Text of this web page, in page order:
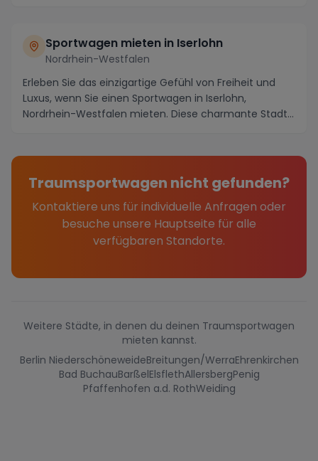
Sportwagen mieten in Iserlohn
Nordrhein-Westfalen
Erleben Sie das einzigartige Gefühl von Freiheit und
Luxus, wenn Sie einen Sportwagen in Iserlohn,
Nordrhein-Westfalen mieten. Diese charmante Stadt,
Traumsportwagen nicht gefunden?
Kontaktiere uns für individuelle Anfragen oder
besuche unsere Hauptseite für alle
verfügbaren Standorte.
Weitere Städte, in denen du deinen Traumsportwagen
mieten kannst.
Berlin NiederschöneweideBreitungen/WerraEhrenkirchen
Bad BuchauBarßelElsflethAllersbergPenig
Pfaffenhofen a.d. RothWeiding